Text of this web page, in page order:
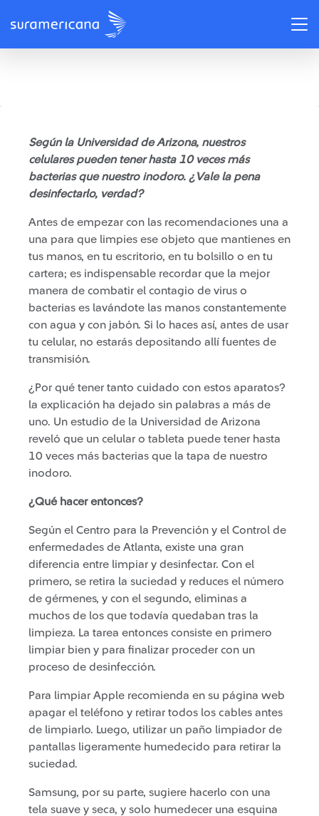
Según la Universidad de Arizona, nuestros
celulares pueden tener hasta 10 veces más
bacterias que nuestro inodoro. ¿Vale la pena
desinfectarlo, verdad?
Antes de empezar con las recomendaciones una a
una para que limpies ese objeto que mantienes en
tus manos, en tu escritorio, en tu bolsillo o en tu
cartera; es indispensable recordar que la mejor
manera de combatir el contagio de virus o
bacterias es lavándote las manos constantemente
con agua y con jabón. Si lo haces así, antes de usar
tu celular, no estarás depositando allí fuentes de
transmisión.
¿Por qué tener tanto cuidado con estos aparatos?
la explicación ha dejado sin palabras a más de
uno. Un estudio de la Universidad de Arizona
reveló que un celular o tableta puede tener hasta
10 veces más bacterias que la tapa de nuestro
inodoro.
¿Qué hacer entonces?
Según el Centro para la Prevención y el Control de
enfermedades de Atlanta, existe una gran
diferencia entre limpiar y desinfectar. Con el
primero, se retira la suciedad y reduces el número
de gérmenes, y con el segundo, eliminas a
muchos de los que todavía quedaban tras la
limpieza. La tarea entonces consiste en primero
limpiar bien y para finalizar proceder con un
proceso de desinfección.
Para limpiar Apple recomienda en su página web
apagar el teléfono y retirar todos los cables antes
de limpiarlo. Luego, utilizar un paño limpiador de
pantallas ligeramente humedecido para retirar la
suciedad.
Samsung, por su parte, sugiere hacerlo con una
tela suave y seca, y solo humedecer una esquina